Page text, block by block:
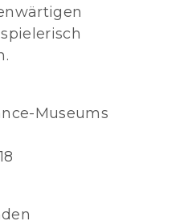
Museums